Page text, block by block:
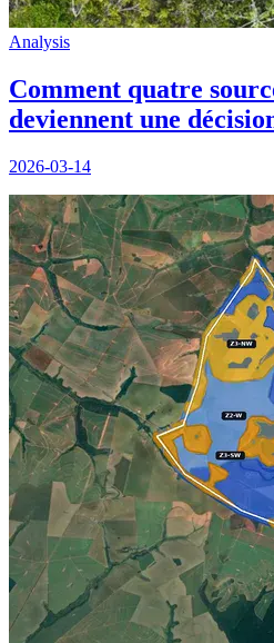
Analysis
Comment quatre
deviennent une
2026-03-14